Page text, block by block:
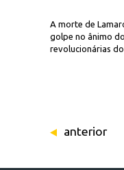
A morte de
golpe no ânimo
revolucionárias
anterior